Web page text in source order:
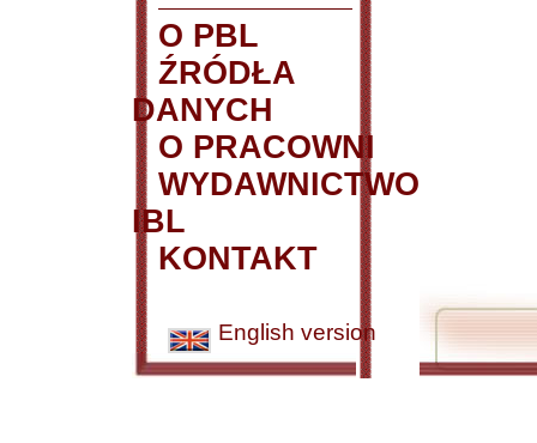
O PBL
ŹRÓDŁA
DANYCH
O PRACOWNI
WYDAWNICTWO
IBL
KONTAKT
English version